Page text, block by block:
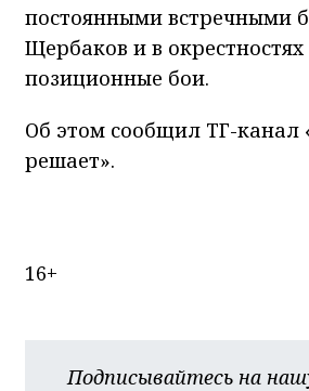
постоянными встречными
Щербаков и в окрестностях
позиционные бои.
Об этом сообщил ТГ-канал
решает».
16+
Подписывайтесь на